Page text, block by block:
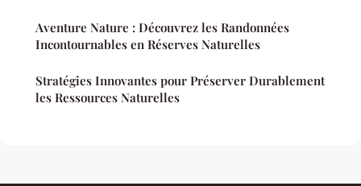
Aventure Nature : Découvrez les Randonnées
Incontournables en Réserves Naturelles
Stratégies Innovantes pour Préserver Durablement
les Ressources Naturelles